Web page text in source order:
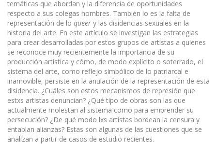
temáticas que abordan y la diferencia de oportunidades
respecto a sus colegas hombres. También lo es la falta de
representación de lo queer y las disidencias sexuales en la
historia del arte. En este artículo se investigan las estrategias
para crear desarrolladas por estos grupos de artistas a quienes
se reconoce muy recientemente la importancia de su
producción artística y cómo, de modo explícito o soterrado, el
sistema del arte, como reflejo simbólico de lo patriarcal e
inamovible, persiste en la anulación de la representación de esta
disidencia. ¿Cuáles son estos mecanismos de represión que
estxs artistas denuncian? ¿Qué tipo de obras son las que
actualmente molestan al sistema como para emprender su
persecución? ¿De qué modo lxs artistas bordean la censura y
entablan alianzas? Estas son algunas de las cuestiones que se
analizan a partir de casos de estudio recientes.